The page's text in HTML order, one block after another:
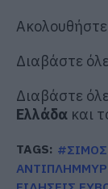
Διαβάστε
Διαβάστε
Ελλάδα και
TAGS: